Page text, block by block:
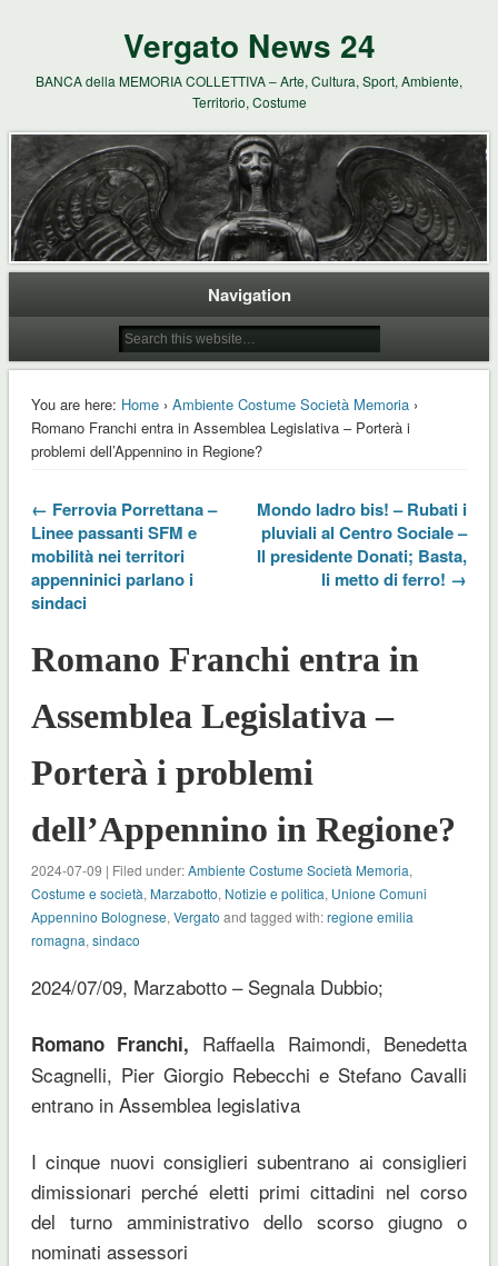
Vergato News 24
BANCA della MEMORIA COLLETTIVA – Arte, Cultura, Sport, Ambiente,
Territorio, Costume
Navigation
You are here: Home› Ambiente Costume Società Memoria›
Romano Franchi entra in Assemblea Legislativa – Porterà i
problemi dell’Appennino in Regione?
← Ferrovia Porrettana –
Linee passanti SFM e
mobilità nei territori
appenninici parlano i
sindaci
Mondo ladro bis! – Rubati i
pluviali al Centro Sociale –
Il presidente Donati; Basta,
li metto di ferro! →
Romano Franchi entra in
Assemblea Legislativa –
Porterà i problemi
dell’Appennino in Regione?
2024-07-09 | Filed under:Ambiente Costume Società Memoria,
Costume e società, Marzabotto, Notizie e politica, Unione Comuni
Appennino Bolognese, Vergato and tagged with:regione emilia
romagna, sindaco
2024/07/09, Marzabotto – Segnala Dubbio;
Romano Franchi, Raffaella Raimondi, Benedetta
Scagnelli, Pier Giorgio Rebecchi e Stefano Cavalli
entrano in Assemblea legislativa
I cinque nuovi consiglieri subentrano ai consiglieri
dimissionari perché eletti primi cittadini nel corso
del turno amministrativo dello scorso giugno o
nominati assessori